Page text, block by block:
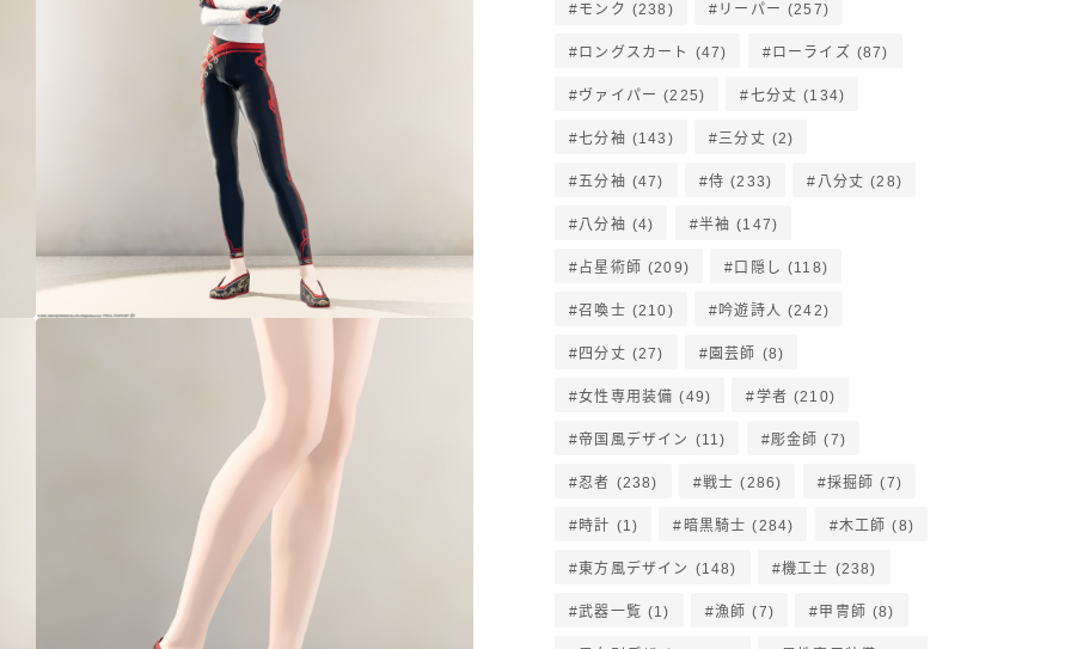
モンク (238) リーパー (257)
ロングスカート (47) ローライズ (87)
ヴァイパー (225) 七分丈 (134)
七分袖 (143) 三分丈 (2)
五分袖 (47) 侍 (233) 八分丈 (28)
八分袖 (4) 半袖 (147)
占星術師 (209) 口隠し (118)
召喚士 (210) 吟遊詩人 (242)
四分丈 (27) 園芸師 (8)
女性専用装備 (49) 学者 (210)
帝国風デザイン (11) 彫金師 (7)
忍者 (238) 戦士 (286) 採掘師 (7)
時計 (1) 暗黒騎士 (284) 木工師 (8)
東方風デザイン (148) 機工士 (238)
武器一覧 (1) 漁師 (7) 甲冑師 (8)